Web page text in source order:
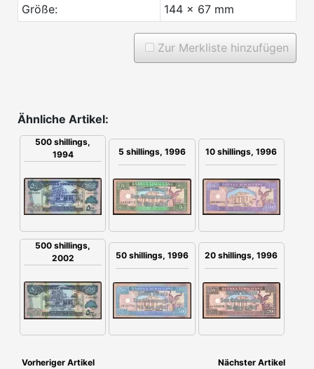
Größe:
144 x 67 mm
Zur Merkliste hinzufügen
Ähnliche Artikel:
500 shillings,
1994
5 shillings, 1996 10 shillings, 1996
500 shillings,
2002
50 shillings, 1996 20 shillings, 1996
Vorheriger Artikel
Nächster Artikel